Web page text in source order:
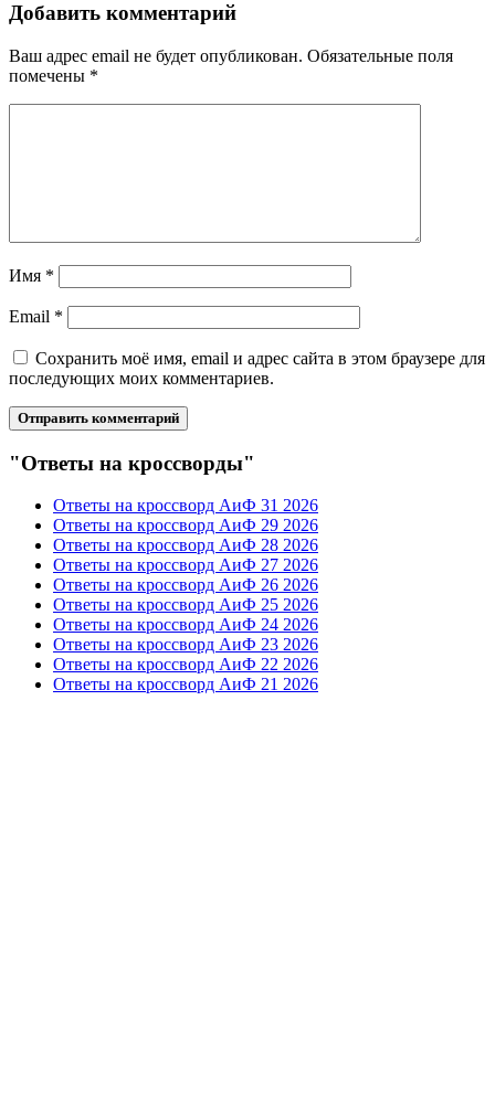
Добавить комментарий
Ваш адрес email не будет опубликован. Обязательные поля
помечены *
Имя *
Email *
Сохранить моё имя, email и адрес сайта в этом браузере для
последующих моих комментариев.
"Ответы на кроссворды"
Ответы на кроссворд АиФ 31 2026
Ответы на кроссворд АиФ 29 2026
Ответы на кроссворд АиФ 28 2026
Ответы на кроссворд АиФ 27 2026
Ответы на кроссворд АиФ 26 2026
Ответы на кроссворд АиФ 25 2026
Ответы на кроссворд АиФ 24 2026
Ответы на кроссворд АиФ 23 2026
Ответы на кроссворд АиФ 22 2026
Ответы на кроссворд АиФ 21 2026